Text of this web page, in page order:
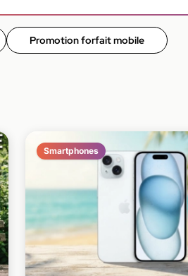
Promotion forfait mobile
Smartphones